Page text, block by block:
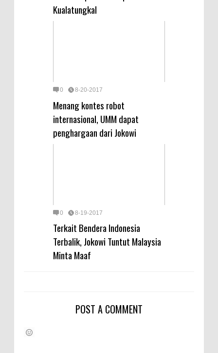
Kualatungkal
0 8-20-2017
Menang kontes robot
internasional, UMM dapat
penghargaan dari Jokowi
0 8-19-2017
Terkait Bendera Indonesia
Terbalik, Jokowi Tuntut Malaysia
Minta Maaf
POST A COMMENT